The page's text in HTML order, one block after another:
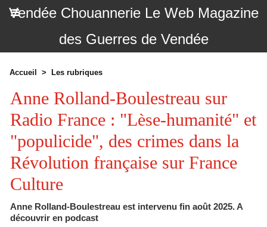
Vendée Chouannerie Le Web Magazine
des Guerres de Vendée
Accueil > Les rubriques
Anne Rolland-Boulestreau sur
Radio France : "Lèse-humanité" et
"populicide", des crimes dans la
Révolution française sur France
Culture
Anne Rolland-Boulestreau est intervenu fin août 2025. A
découvrir en podcast